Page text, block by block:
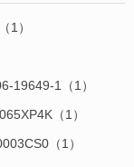
1）
19649-1（1）
（1）
（1）